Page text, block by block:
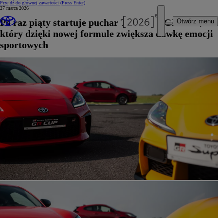
Przejdź do głównej zawartości (Press Enter)
Otwórz menu
27 marca 2026
Po raz piąty startuje puchar TOYOTA GR CUP,
który dzięki nowej formule zwiększa dawkę emocji
sportowych